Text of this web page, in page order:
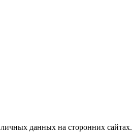
данных на сторонних сайтах.